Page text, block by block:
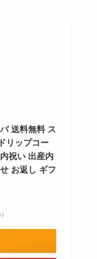
送料無料 ス
リップコー
祝い 出産内
お返し ギフ